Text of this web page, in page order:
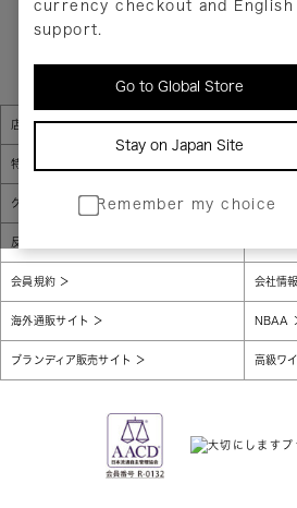
currency checkout and English
support.
Go to Global Store
Stay on Japan Site
Remember my choice
お問い合わせ
当店について
店舗一覧 販売規
特定商取引法に基づく表示 個人情
グローバルプライバシーポリシー コンプ
反社会的勢力に対する基本方針
会員規約 会社情報
海外通販サイト NBAA
ブランディア販売サイト 高級ワ